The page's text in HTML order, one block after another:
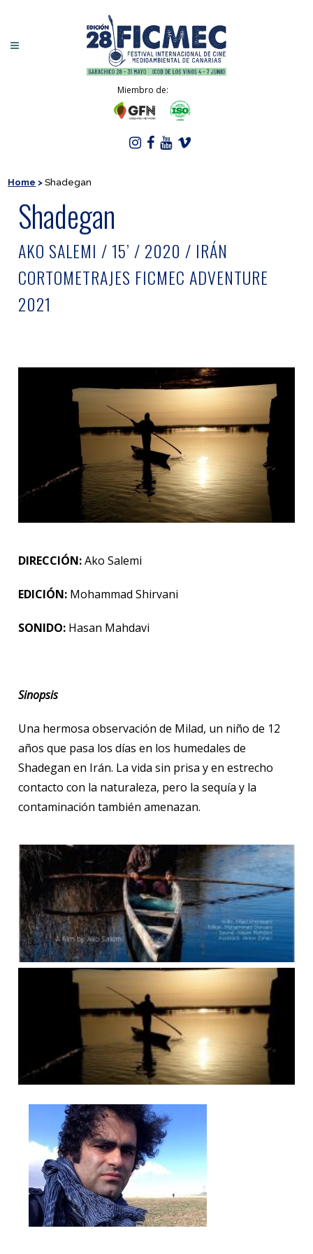
Miembro de:
Home >Shadegan
Shadegan
AKO SALEMI / 15’ / 2020 / IRÁN
CORTOMETRAJES FICMEC ADVENTURE
2021
DIRECCIÓN:Ako Salemi
EDICIÓN: Mohammad Shirvani
SONIDO: Hasan Mahdavi
Sinopsis
Una hermosa observación de Milad, un niño de 12
años que pasa los días en los humedales de
Shadegan en Irán. La vida sin prisa y en estrecho
contacto con la naturaleza, pero la sequía y la
contaminación también amenazan.